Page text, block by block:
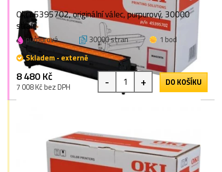
Oki 45395702, originální válec, purpurový, 30000
stran
purpurová 30000 stran
1 bod
Skladem - externě
8 480 Kč
7 008 Kč bez DPH - + DO KOŠÍKU